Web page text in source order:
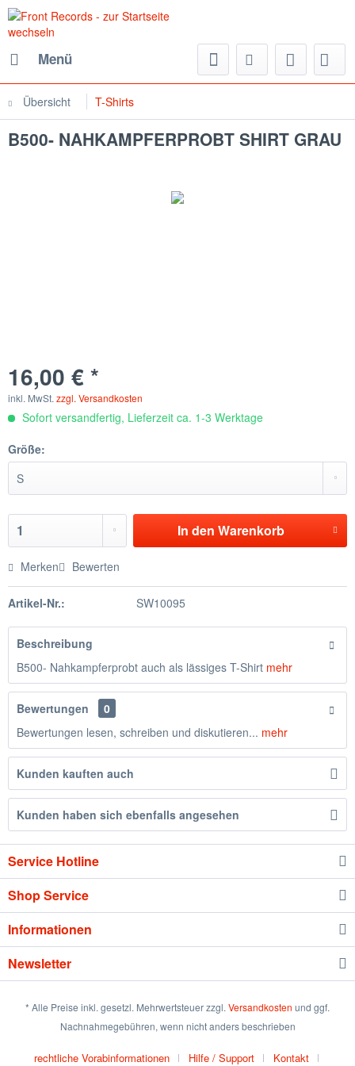
Menü
Übersicht T-Shirts
B500- NAHKAMPFERPROBT SHIRT GRAU
16,00 € *
inkl. MwSt. zzgl. Versandkosten
Sofort versandfertig, Lieferzeit ca. 1-3 Werktage
Größe:
In den Warenkorb
Merken Bewerten
Artikel-Nr.: SW10095
Beschreibung
B500- Nahkampferprobt auch als lässiges T-Shirt mehr
Bewertungen
0
Bewertungen lesen, schreiben und diskutieren... mehr
Kunden kauften auch
Kunden haben sich ebenfalls angesehen
Service Hotline
Shop Service
Informationen
Newsletter
* Alle Preise inkl. gesetzl. Mehrwertsteuer zzgl. Versandkosten und ggf.
Nachnahmegebühren, wenn nicht anders beschrieben
rechtliche Vorabinformationen Hilfe / Support Kontakt